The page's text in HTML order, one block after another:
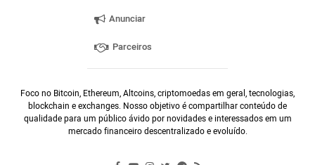
Anunciar
Parceiros
Foco no Bitcoin, Ethereum, Altcoins, criptomoedas em geral, tecnologias,
blockchain e exchanges. Nosso objetivo é compartilhar conteúdo de
qualidade para um público ávido por novidades e interessados em um
mercado financeiro descentralizado e evoluído.